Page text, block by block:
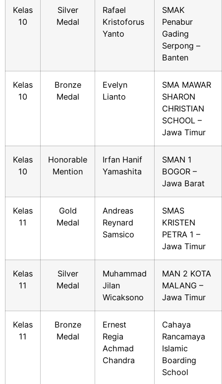
Kelas
10
Silver
Medal
Rafael
Kristoforus
Yanto
SMAK
Penabur
Gading
Serpong –
Banten
Kelas
10
Bronze
Medal
Evelyn
Lianto
SMA MAWAR
SHARON
CHRISTIAN
SCHOOL –
Jawa Timur
Kelas
10
Honorable
Mention
Irfan Hanif
Yamashita
SMAN 1
BOGOR –
Jawa Barat
Kelas
11
Gold
Medal
Andreas
Reynard
Samsico
SMAS
KRISTEN
PETRA 1 –
Jawa Timur
Kelas
11
Silver
Medal
Muhammad
Jilan
Wicaksono
MAN 2 KOTA
MALANG –
Jawa Timur
Kelas
11
Bronze
Medal
Ernest
Regia
Achmad
Chandra
Cahaya
Rancamaya
Islamic
Boarding
School